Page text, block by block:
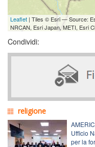
Leaflet | Tiles © Esri — Source:
NRCAN, Esri Japan, METI, Esri
Condividi:
religione
Ufficio
per la